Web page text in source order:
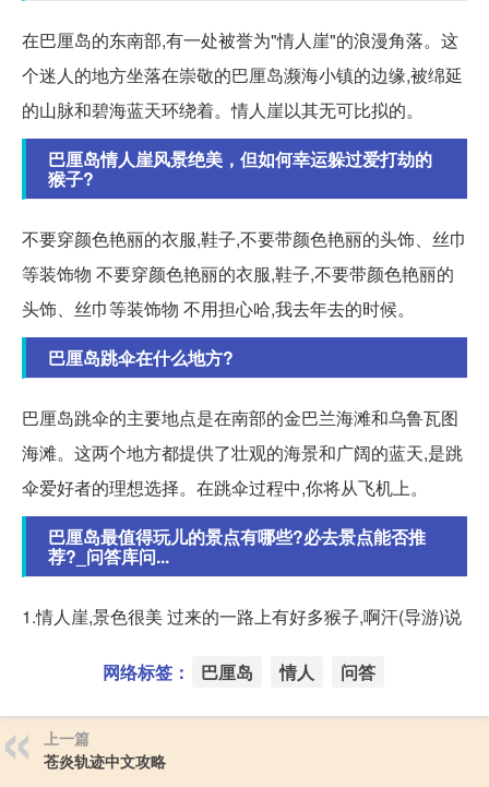
在巴厘岛的东南部,有一处被誉为"情人崖"的浪漫角落。这
个迷人的地方坐落在崇敬的巴厘岛濒海小镇的边缘,被绵延
的山脉和碧海蓝天环绕着。情人崖以其无可比拟的。
巴厘岛情人崖风景绝美，但如何幸运躲过爱打劫的
猴子?
不要穿颜色艳丽的衣服,鞋子,不要带颜色艳丽的头饰、丝巾
等装饰物 不要穿颜色艳丽的衣服,鞋子,不要带颜色艳丽的
头饰、丝巾等装饰物 不用担心哈,我去年去的时候。
巴厘岛跳伞在什么地方?
巴厘岛跳伞的主要地点是在南部的金巴兰海滩和乌鲁瓦图
海滩。这两个地方都提供了壮观的海景和广阔的蓝天,是跳
伞爱好者的理想选择。在跳伞过程中,你将从飞机上。
巴厘岛最值得玩儿的景点有哪些?必去景点能否推
荐?_问答库问...
1.情人崖,景色很美 过来的一路上有好多猴子,啊汗(导游)说
网络标签： 巴厘岛 情人 问答
上一篇
苍炎轨迹中文攻略